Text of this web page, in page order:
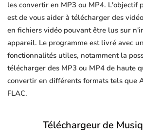
les convertir en MP3 ou MP4. L'objectif
est de vous aider à télécharger des
en fichiers vidéo pouvant être lus sur
appareil. Le programme est livré avec
fonctionnalités utiles, notamment la
télécharger des MP3 ou MP4 de haute
convertir en différents formats tels que
FLAC.
Téléchargeur de